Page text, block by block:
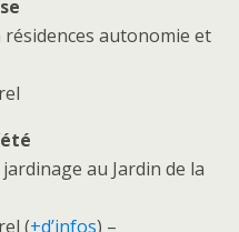
autonomie et
au Jardin de la
(+d’infos) –